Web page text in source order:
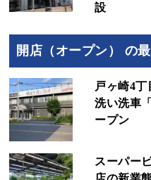
設
開店（オープン） の
戸ヶ崎4
洗い洗車
ープン
スーパー